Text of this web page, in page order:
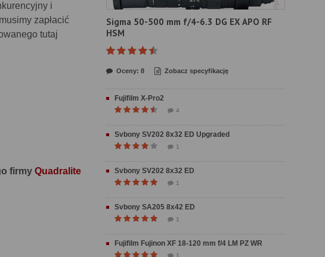
i
zapłacić
tutaj
firmy Quadralite
Sigma 50-500 mm f/4-6.3 DG EX APO RF
HSM
Oceny: 8 Zobacz specyfikację
Fujifilm X-Pro2
4
Svbony SV202 8x32 ED Upgraded
1
Svbony SV202 8x32 ED
1
Svbony SA205 8x42 ED
1
Fujifilm Fujinon XF 18-120 mm f/4 LM PZ WR
1